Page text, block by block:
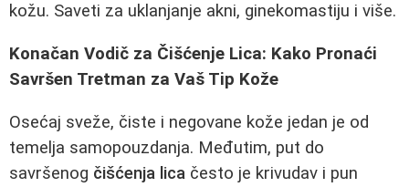
kožu. Saveti za uklanjanje akni, ginekomastiju i više.
Konačan Vodič za Čišćenje Lica: Kako Pronaći
Savršen Tretman za Vaš Tip Kože
Osećaj sveže, čiste i negovane kože jedan je od
temelja samopouzdanja. Međutim, put do
savršenog čišćenja lica često je krivudav i pun